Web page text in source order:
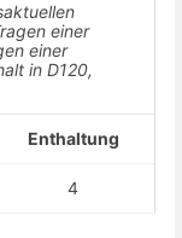
einer
einer
in D120,
Enthaltung
4